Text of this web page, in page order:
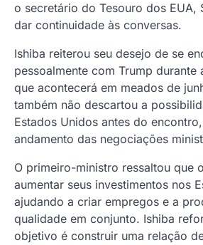
o secretário do Tesouro dos EUA,
dar continuidade às conversas.
Ishiba reiterou seu desejo de se
pessoalmente com Trump durante
que acontecerá em meados de
também não descartou a
Estados Unidos antes do
andamento das negociações
O primeiro-ministro ressaltou que
aumentar seus investimentos nos
ajudando a criar empregos e a
qualidade em conjunto. Ishiba
objetivo é construir uma relação